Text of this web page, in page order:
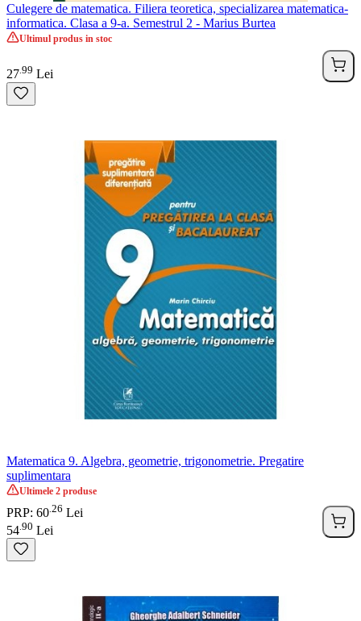
Culegere de matematica. Filiera teoretica, specializarea matematica-
informatica. Clasa a 9-a. Semestrul 2 - Marius Burtea
Ultimul produs in stoc
27 99 Lei
Matematica 9. Algebra, geometrie, trigonometrie. Pregatire
suplimentara
Ultimele 2 produse
PRP: 60 26 Lei
54 90 Lei